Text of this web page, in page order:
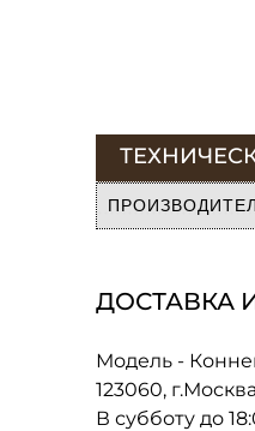
ДОСТАВКА И
Модель -
123060,
В субботу до